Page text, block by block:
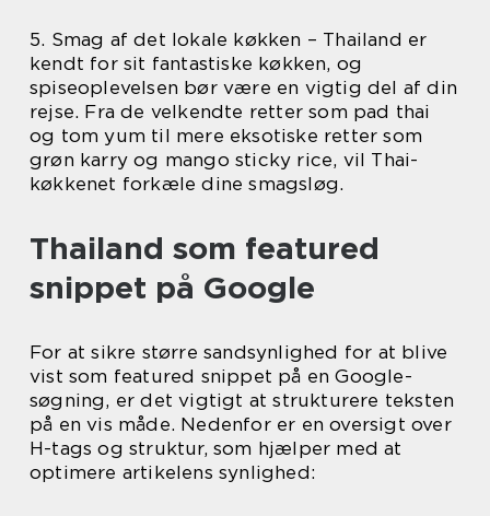
5. Smag af det lokale køkken – Thailand er
kendt for sit fantastiske køkken, og
spiseoplevelsen bør være en vigtig del af din
rejse. Fra de velkendte retter som pad thai
og tom yum til mere eksotiske retter som
grøn karry og mango sticky rice, vil Thai-
køkkenet forkæle dine smagsløg.
Thailand som featured
snippet på Google
For at sikre større sandsynlighed for at blive
vist som featured snippet på en Google-
søgning, er det vigtigt at strukturere teksten
på en vis måde. Nedenfor er en oversigt over
H-tags og struktur, som hjælper med at
optimere artikelens synlighed: